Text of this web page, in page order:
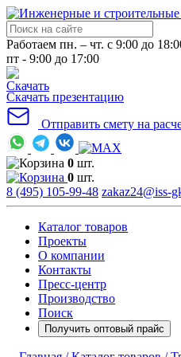
Работаем пн. – чт. с 9:00 до
пт - 9:00 до 17:00
Скачать презентацию
Отправить смету на
0 шт.
0 шт.
8 (495) 105-99-48 zakaz24@iss-
Каталог товаров
Проекты
О компании
Контакты
Пресс-центр
Производство
Поиск
Получить оптовый прайс